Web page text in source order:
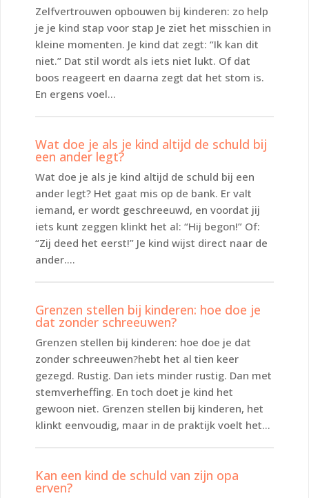
Zelfvertrouwen opbouwen bij kinderen: zo help
je je kind stap voor stap Je ziet het misschien in
kleine momenten. Je kind dat zegt: “Ik kan dit
niet.” Dat stil wordt als iets niet lukt. Of dat
boos reageert en daarna zegt dat het stom is.
En ergens voel...
Wat doe je als je kind altijd de schuld bij
een ander legt?
Wat doe je als je kind altijd de schuld bij een
ander legt? Het gaat mis op de bank. Er valt
iemand, er wordt geschreeuwd, en voordat jij
iets kunt zeggen klinkt het al: “Hij begon!” Of:
“Zij deed het eerst!” Je kind wijst direct naar de
ander....
Grenzen stellen bij kinderen: hoe doe je
dat zonder schreeuwen?
Grenzen stellen bij kinderen: hoe doe je dat
zonder schreeuwen?hebt het al tien keer
gezegd. Rustig. Dan iets minder rustig. Dan met
stemverheffing. En toch doet je kind het
gewoon niet. Grenzen stellen bij kinderen, het
klinkt eenvoudig, maar in de praktijk voelt het...
Kan een kind de schuld van zijn opa
erven?